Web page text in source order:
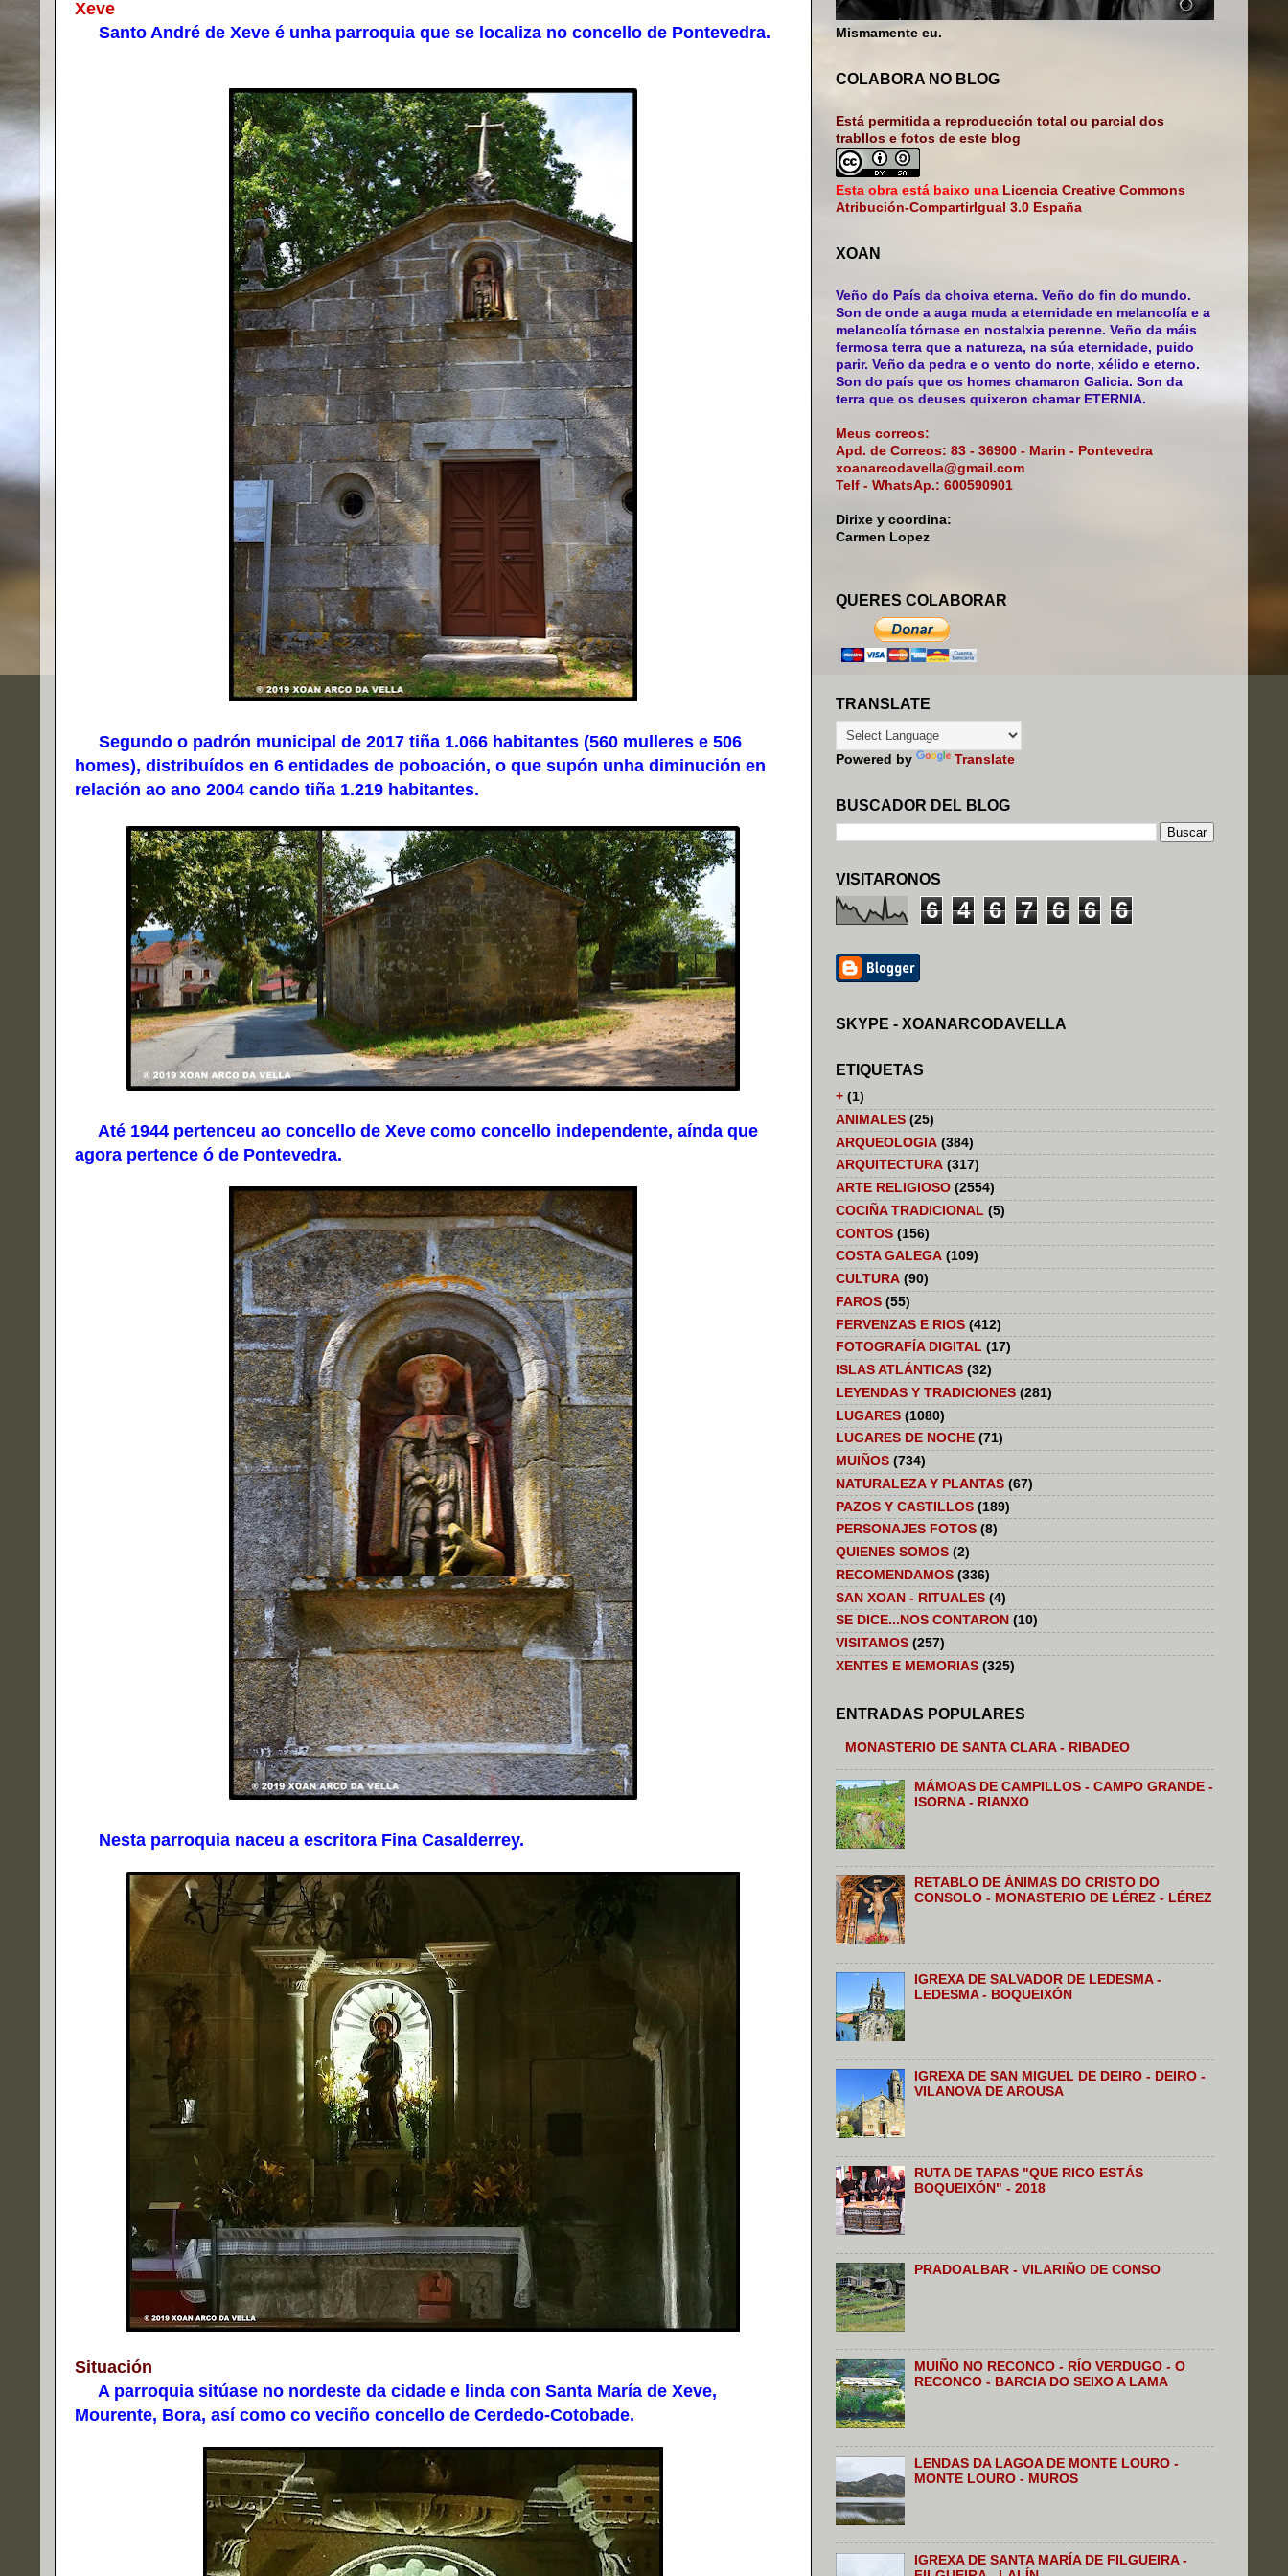
Xeve
Santo André de Xeve é unha parroquia que se localiza no concello de Pontevedra.
Segundo o padrón municipal de 2017 tiña 1.066 habitantes (560 mulleres e 506
homes), distribuídos en 6 entidades de poboación, o que supón unha diminución en
relación ao ano 2004 cando tiña 1.219 habitantes.
Até 1944 pertenceu ao concello de Xeve como concello independente, aínda que
agora pertence ó de Pontevedra.
Nesta parroquia naceu a escritora Fina Casalderrey.
Situación
A parroquia sitúase no nordeste da cidade e linda con Santa María de Xeve,
Mourente, Bora, así como co veciño concello de Cerdedo-Cotobade.
Mismamente eu.
COLABORA NO BLOG
Está permitida a reproducción total ou parcial dos
trabllos e fotos de este blog
Esta obra está baixo una Licencia Creative Commons
Atribución-CompartirIgual 3.0 España
XOAN
Veño do País da choiva eterna. Veño do fin do mundo.
Son de onde a auga muda a eternidade en melancolía e a
melancolía tórnase en nostalxia perenne. Veño da máis
fermosa terra que a natureza, na súa eternidade, puido
parir. Veño da pedra e o vento do norte, xélido e eterno.
Son do país que os homes chamaron Galicia. Son da
terra que os deuses quixeron chamar ETERNIA.
Meus correos:
Apd. de Correos: 83 - 36900 - Marin - Pontevedra
xoanarcodavella@gmail.com
Telf - WhatsAp.: 600590901
Dirixe y coordina:
Carmen Lopez
QUERES COLABORAR
TRANSLATE
Powered by Translate
BUSCADOR DEL BLOG
VISITARONOS
6 4 6 7 6 6 6
SKYPE - XOANARCODAVELLA
ETIQUETAS
+ (1)
ANIMALES (25)
ARQUEOLOGIA (384)
ARQUITECTURA (317)
ARTE RELIGIOSO (2554)
COCIÑA TRADICIONAL (5)
CONTOS (156)
COSTA GALEGA (109)
CULTURA (90)
FAROS (55)
FERVENZAS E RIOS (412)
FOTOGRAFÍA DIGITAL (17)
ISLAS ATLÁNTICAS (32)
LEYENDAS Y TRADICIONES (281)
LUGARES (1080)
LUGARES DE NOCHE (71)
MUIÑOS (734)
NATURALEZA Y PLANTAS (67)
PAZOS Y CASTILLOS (189)
PERSONAJES FOTOS (8)
QUIENES SOMOS (2)
RECOMENDAMOS (336)
SAN XOAN - RITUALES (4)
SE DICE...NOS CONTARON (10)
VISITAMOS (257)
XENTES E MEMORIAS (325)
ENTRADAS POPULARES
MONASTERIO DE SANTA CLARA - RIBADEO
MÁMOAS DE CAMPILLOS - CAMPO GRANDE -
ISORNA - RIANXO
RETABLO DE ÁNIMAS DO CRISTO DO
CONSOLO - MONASTERIO DE LÉREZ - LÉREZ
IGREXA DE SALVADOR DE LEDESMA -
LEDESMA - BOQUEIXÓN
IGREXA DE SAN MIGUEL DE DEIRO - DEIRO -
VILANOVA DE AROUSA
RUTA DE TAPAS "QUE RICO ESTÁS
BOQUEIXÓN" - 2018
PRADOALBAR - VILARIÑO DE CONSO
MUIÑO NO RECONCO - RÍO VERDUGO - O
RECONCO - BARCIA DO SEIXO A LAMA
LENDAS DA LAGOA DE MONTE LOURO -
MONTE LOURO - MUROS
IGREXA DE SANTA MARÍA DE FILGUEIRA -